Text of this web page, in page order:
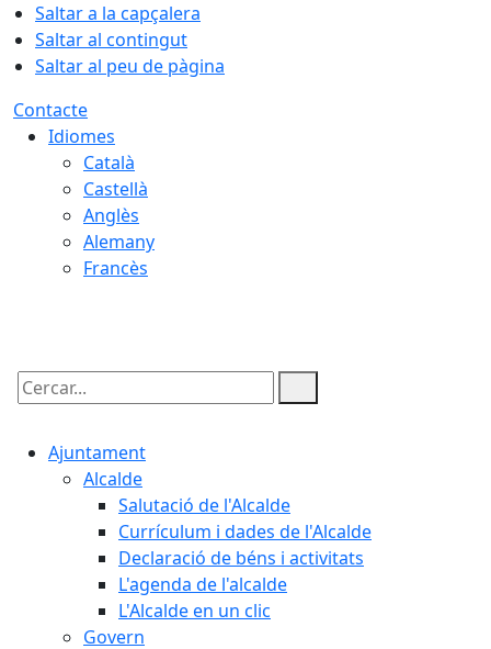
Saltar a la capçalera
Saltar al contingut
Saltar al peu de pàgina
Contacte
Idiomes
Català
Castellà
Anglès
Alemany
Francès
Cercar:
Ajuntament
Alcalde
Salutació de l'Alcalde
Currículum i dades de l'Alcalde
Declaració de béns i activitats
L'agenda de l'alcalde
L'Alcalde en un clic
Govern